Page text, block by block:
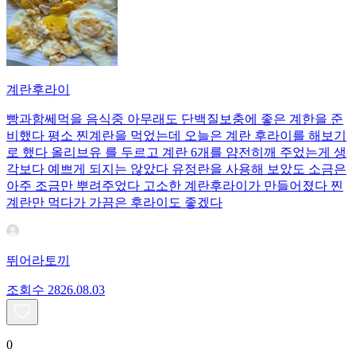
계란후라이
빵과함쎄먹을 음식중 아무래도 단백질보충에 좋은 계한을 준
비했다 평소 찐계란을 먹었는데 오늘은 계란 후라이를 해보기
로 했다 올리브유 를 두르고 계란 6개를 얌전히깨 주었는게 생
각보다 예쁘게 되지는 않았다 유정란을 사용해 보았도 소금은
아주 조금만 뿌려주었다 고소한 계란후라이가 만들어졌다 찐
계란만 먹다가 가끔은 후라이도 좋겠다
뛰어라토끼
조회수 2826.08.03
0